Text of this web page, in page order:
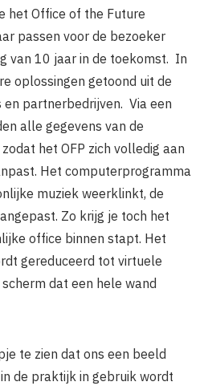
het Office of the Future
passen voor de bezoeker
van 10 jaar in de toekomst. In
oplossingen getoond uit de
partnerbedrijven. Via een
alle gegevens van de
het OFP zich volledig aan
Het computerprogramma
muziek weerklinkt, de
Zo krijg je toch het
office binnen stapt. Het
gereduceerd tot virtuele
dat een hele wand
te zien dat ons een beeld
de praktijk in gebruik wordt